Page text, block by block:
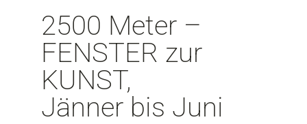
2500 Meter –
FENSTER zur
KUNST,
Jänner bis Juni